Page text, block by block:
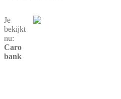
Je
bekijkt
nu:
Caro
bank